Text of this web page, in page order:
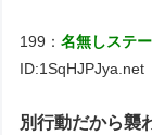
199：名無しステ
ID:1SqHJPJya.net
別行動だから襲